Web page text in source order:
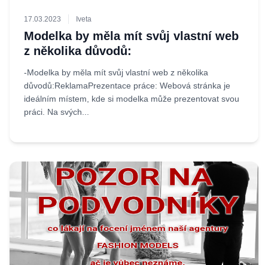
17.03.2023 Iveta
Modelka by měla mít svůj vlastní web
z několika důvodů:
-Modelka by měla mít svůj vlastní web z několika
důvodů:ReklamaPrezentace práce: Webová stránka je
ideálním místem, kde si modelka může prezentovat svou
práci. Na svých...